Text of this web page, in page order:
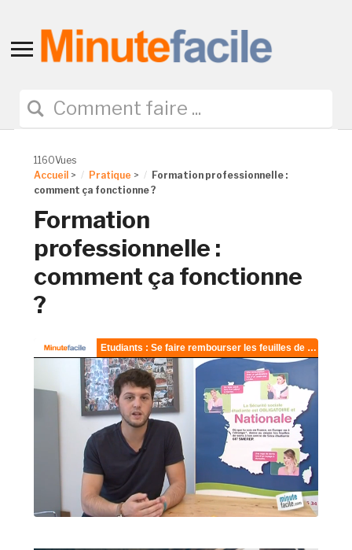
Toggle
navigation
1160Vues
Accueil > Pratique >
Formation professionnelle :
comment ça fonctionne ?
Formation
professionnelle :
comment ça fonctionne
?